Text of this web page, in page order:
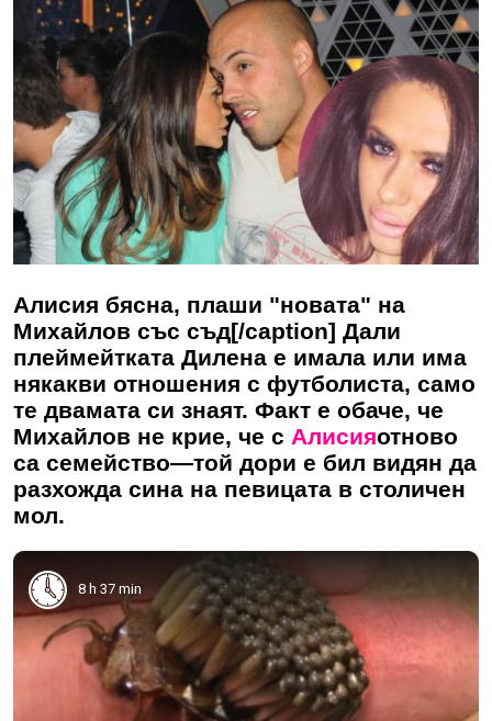
Алисия бясна, плаши "новата" на
Михайлов със съд[/caption] Дали
плеймейтката Дилена е имала или има
някакви отношения с футболиста, само
те двамата си знаят. Факт е обаче, че
Михайлов не крие, че с Алисияотново
са семейство—той дори е бил видян да
разхожда сина на певицата в столичен
мол.
8 h 37 min